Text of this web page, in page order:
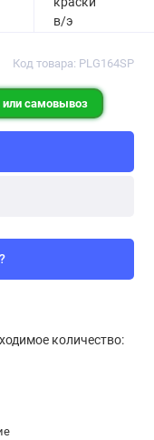
Код товара: PLG164SP
или самовывоз
количество: